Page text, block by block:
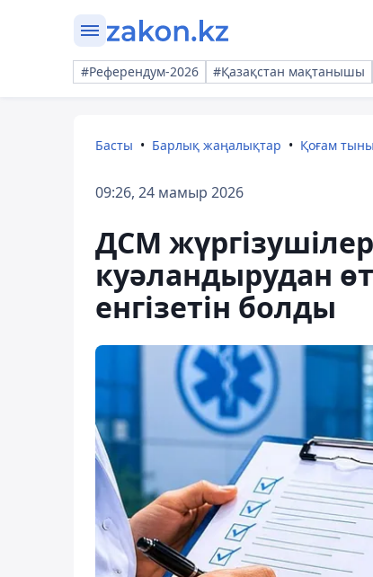
#Референдум-2026 #Қазақстан мақтанышы
Басты Барлық жаңалықтар Қоғам
09:26, 24 мамыр 2026
ДСМ
куәландырудан
енгізетін болды